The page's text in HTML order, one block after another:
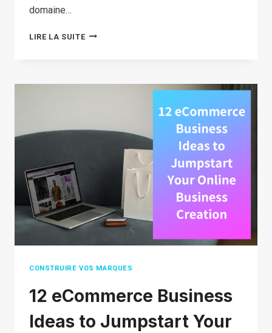
domaine…
LIRE LA SUITECOMMENT
L’ARGENT
?
ÉPROUVÉES
ERREURS
DÉBUTANT
À
CONSTRUIRE VOS MARQUES
12 eCommerce Business
Ideas to Jumpstart Your